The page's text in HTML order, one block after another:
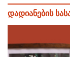
დადიანების